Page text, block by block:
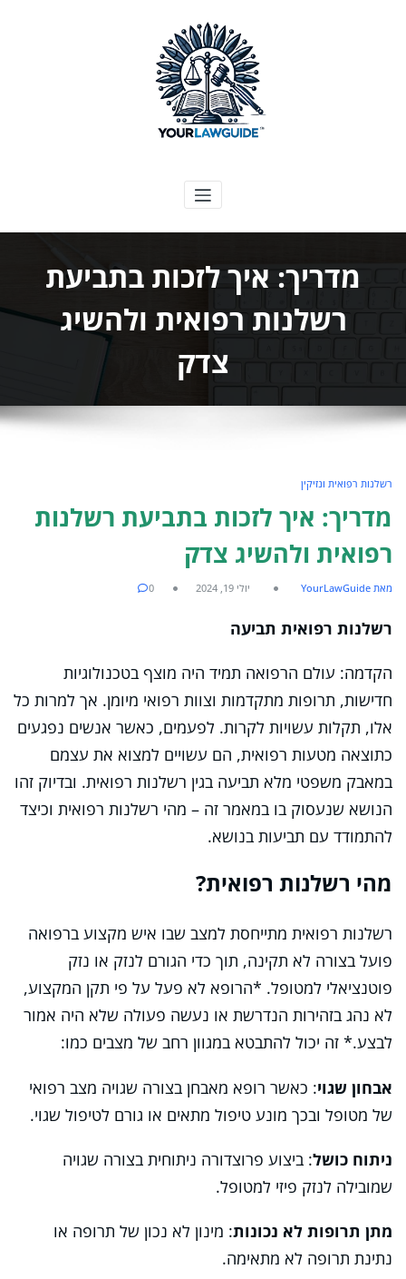
המדריך המשפטי שלך
מדריך: איך לזכות בתביעת
רשלנות רפואית ולהשיג
צדק
רשלנות רפואית ונזיקין
מדריך: איך לזכות בתביעת רשלנות
רפואית ולהשיג צדק
מאת YourLawGuide יולי 19, 2024 0
רשלנות רפואית תביעה
הקדמה: עולם הרפואה תמיד היה מוצף בטכנולוגיות
חדישות, תרופות מתקדמות וצוות רפואי מיומן. אך למרות כל
אלו, תקלות עשויות לקרות. לפעמים, כאשר אנשים נפגעים
כתוצאה מטעות רפואית, הם עשויים למצוא את עצמם
במאבק משפטי מלא תביעה בגין רשלנות רפואית. ובדיוק זהו
הנושא שנעסוק בו במאמר זה – מהי רשלנות רפואית וכיצד
להתמודד עם תביעות בנושא.
מהי רשלנות רפואית?
רשלנות רפואית מתייחסת למצב שבו איש מקצוע ברפואה
פועל בצורה לא תקינה, תוך כדי הגורם לנזק או נזק
פוטנציאלי למטופל. *הרופא לא פעל על פי תקן המקצוע,
לא נהג בזהירות הנדרשת או נעשה פעולה שלא היה אמור
לבצע.* זה יכול להתבטא במגוון רחב של מצבים כמו:
אבחון שגוי: כאשר רופא מאבחן בצורה שגויה מצב רפואי
של מטופל ובכך מונע טיפול מתאים או גורם לטיפול שגוי.
ניתוח כושל: ביצוע פרוצדורה ניתוחית בצורה שגויה
שמובילה לנזק פיזי למטופל.
מתן תרופות לא נכונות: מינון לא נכון של תרופה או
נתינת תרופה לא מתאימה.